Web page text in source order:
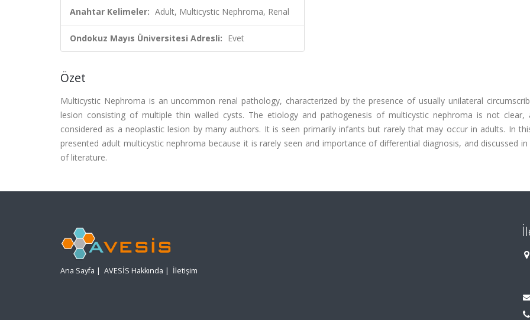
Anahtar Kelimeler: Adult, Multicystic Nephroma, Renal
Ondokuz Mayıs Üniversitesi Adresli: Evet
Özet
Multicystic Nephroma is an uncommon renal pathology, characterized by the presence of usually unilateral
lesion consisting of multiple thin walled cysts. The etiology and pathogenesis of multicystic nephroma is not clear,
considered as a neoplastic lesion by many authors. It is seen primarily infants but rarely that may occur in adults. In
presented adult multicystic nephroma because it is rarely seen and importance of differential diagnosis, and discussed
of literature.
Ana Sayfa | AVESİS Hakkında | İletişim